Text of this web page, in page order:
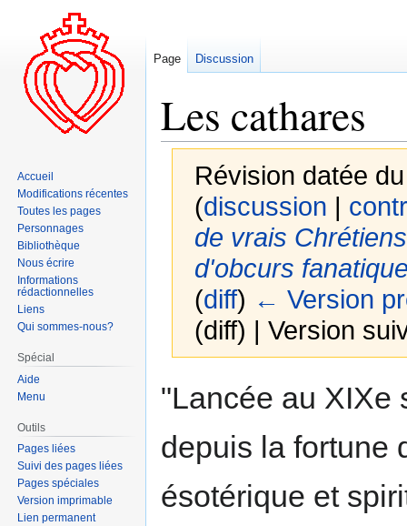
Les cathares
Révision datée
(discussion |
de vrais
d'obcurs
(diff) ← Version
(diff) | Version
navigation
recherche
"Lancée au XIXe
depuis la fortune
ésotérique et
Page Discussion
Accueil
Modifications récentes
Toutes les pages
Personnages
Bibliothèque
Nous écrire
Informations
rédactionnelles
Liens
Qui sommes-nous?
Spécial
Aide
Menu
Outils
Pages liées
Suivi des pages liées
Pages spéciales
Version imprimable
Lien permanent